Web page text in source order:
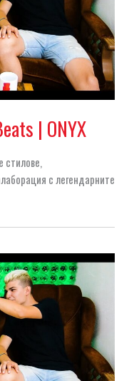
| ONYX
стилове,
с легендарните